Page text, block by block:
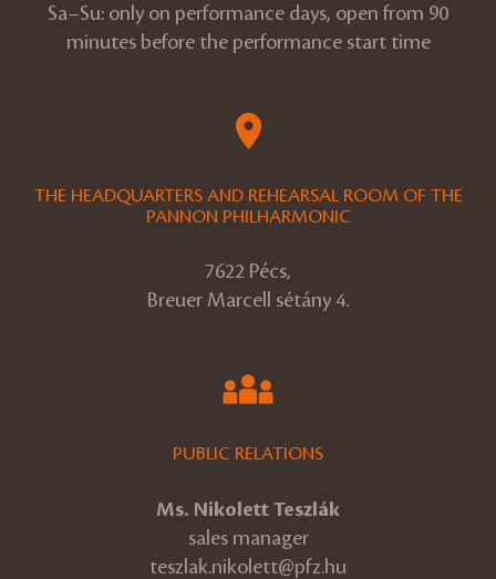
Sa–Su: only on performance days, open from 90
minutes before the performance start time
THE HEADQUARTERS AND REHEARSAL ROOM OF THE
PANNON PHILHARMONIC
7622 Pécs,
Breuer Marcell sétány 4.
PUBLIC RELATIONS
Ms. Nikolett Teszlák
sales manager
teszlak.nikolett@pfz.hu